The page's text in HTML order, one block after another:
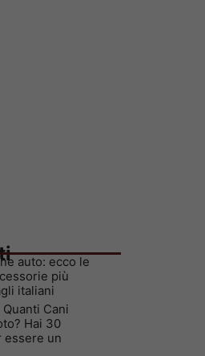
auto: ecco le
più
italiani
Cani
Hai 30
essere un